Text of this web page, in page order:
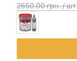
2650.00 грн. / шт